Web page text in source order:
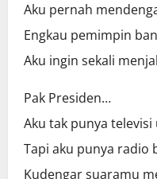
Aku pernah
Engkau pemimpin
Aku ingin sekali
Pak Presiden…
Aku tak punya
Tapi aku punya radio
Kudengar suaramu